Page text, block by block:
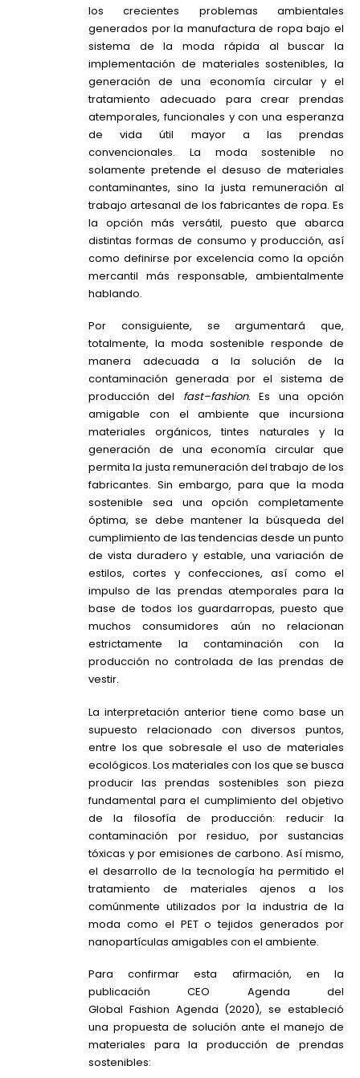
los crecientes problemas ambientales
generados por la manufactura de ropa bajo el
sistema de la moda rápida al buscar la
implementación de materiales sostenibles, la
generación de una economía circular y el
tratamiento adecuado para crear prendas
atemporales, funcionales y con una esperanza
de vida útil mayor a las prendas
convencionales. La moda sostenible no
solamente pretende el desuso de materiales
contaminantes, sino la justa remuneración al
trabajo artesanal de los fabricantes de ropa. Es
la opción más versátil, puesto que abarca
distintas formas de consumo y producción, así
como definirse por excelencia como la opción
mercantil más responsable, ambientalmente
hablando.
Por consiguiente, se argumentará que,
totalmente, la moda sostenible responde de
manera adecuada a la solución de la
contaminación generada por el sistema de
producción del fast–fashion. Es una opción
amigable con el ambiente que incursiona
materiales orgánicos, tintes naturales y la
generación de una economía circular que
permita la justa remuneración del trabajo de los
fabricantes. Sin embargo, para que la moda
sostenible sea una opción completamente
óptima, se debe mantener la búsqueda del
cumplimiento de las tendencias desde un punto
de vista duradero y estable, una variación de
estilos, cortes y confecciones, así como el
impulso de las prendas atemporales para la
base de todos los guardarropas, puesto que
muchos consumidores aún no relacionan
estrictamente la contaminación con la
producción no controlada de las prendas de
vestir.
La interpretación anterior tiene como base un
supuesto relacionado con diversos puntos,
entre los que sobresale el uso de materiales
ecológicos. Los materiales con los que se busca
producir las prendas sostenibles son pieza
fundamental para el cumplimiento del objetivo
de la filosofía de producción: reducir la
contaminación por residuo, por sustancias
tóxicas y por emisiones de carbono. Así mismo,
el desarrollo de la tecnología ha permitido el
tratamiento de materiales ajenos a los
comúnmente utilizados por la industria de la
moda como el PET o tejidos generados por
nanopartículas amigables con el ambiente.
Para confirmar esta afirmación, en la
publicación CEO Agenda del
Global Fashion Agenda (2020), se estableció
una propuesta de solución ante el manejo de
materiales para la producción de prendas
sostenibles: